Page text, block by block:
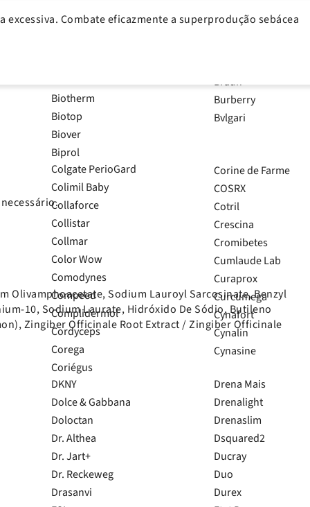
Bional
Biotherm
Biotop
Biover
Biprol
Boiron
Braun
Burberry
Bvlgari
Colgate PerioGard
Colimil Baby
Collaforce
Collistar
Collmar
Color Wow
Comodynes
Compeed
Complidermol
Cordyceps
Corega
Coriégus
Corine de Farme
COSRX
Cotril
Crescina
Cromibetes
Cumlaude Lab
Curaprox
Curcumega
Cynafort
Cynalin
Cynasine
DKNY
Dolce & Gabbana
Doloctan
Dr. Althea
Dr. Jart+
Dr. Reckeweg
Drasanvi
Drena Mais
Drenalight
Drenaslim
Dsquared2
Ducray
Duo
Durex
Combate eficazmente a superprodução sebácea
Olivamphoacetate, Sodium Lauroyl Sarcosinate, Benzyl
10, Sodium Laurate, Hidróxido De Sódio, Butileno
Zingiber Officinale Root Extract / Zingiber Officinale